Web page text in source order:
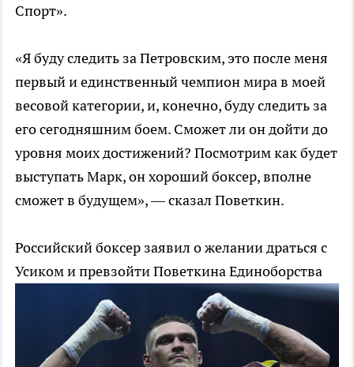
Спорт».
«Я буду следить за Петровским, это после меня
первый и единственный чемпион мира в моей
весовой категории, и, конечно, буду следить за
его сегодняшним боем. Сможет ли он дойти до
уровня моих достижений? Посмотрим как будет
выступать Марк, он хороший боксер, вполне
сможет в будущем», — сказал Поветкин.
Российский боксер заявил о желании драться с
Усиком и превзойти ПоветкинаЕдиноборства